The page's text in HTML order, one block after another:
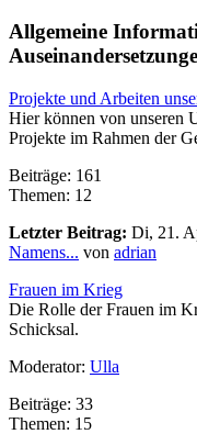
Allgemeine
Projekte und Arbeiten
Hier können von unseren
Projekte im Rahmen der
Beiträge: 161
Themen: 12
Letzter Beitrag: Di, 21.
Namens... von adrian
Frauen im Krieg
Die Rolle der Frauen im
Schicksal.
Moderator: Ulla
Beiträge: 33
Themen: 15